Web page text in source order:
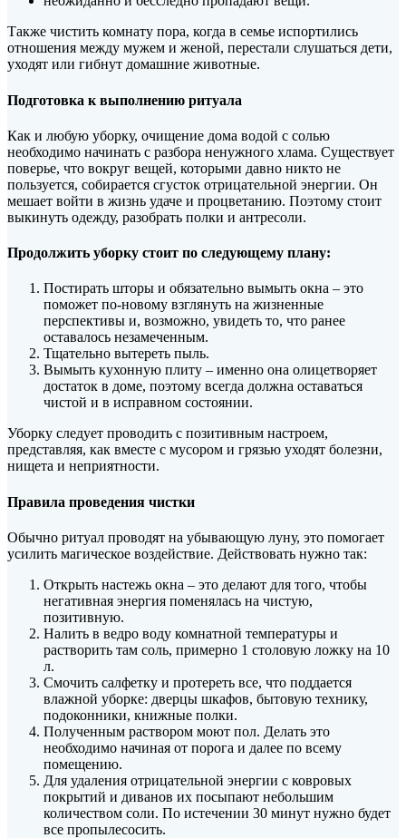
Также чистить комнату пора, когда в семье испортились
отношения между мужем и женой, перестали слушаться дети,
уходят или гибнут домашние животные.
Подготовка к выполнению ритуала
Как и любую уборку, очищение дома водой с солью
необходимо начинать с разбора ненужного хлама. Существует
поверье, что вокруг вещей, которыми давно никто не
пользуется, собирается сгусток отрицательной энергии. Он
мешает войти в жизнь удаче и процветанию. Поэтому стоит
выкинуть одежду, разобрать полки и антресоли.
Продолжить уборку стоит по следующему плану:
Постирать шторы и обязательно вымыть окна – это
поможет по-новому взглянуть на жизненные
перспективы и, возможно, увидеть то, что ранее
оставалось незамеченным.
Тщательно вытереть пыль.
Вымыть кухонную плиту – именно она олицетворяет
достаток в доме, поэтому всегда должна оставаться
чистой и в исправном состоянии.
Уборку следует проводить с позитивным настроем,
представляя, как вместе с мусором и грязью уходят болезни,
нищета и неприятности.
Правила проведения чистки
Обычно ритуал проводят на убывающую луну, это помогает
усилить магическое воздействие. Действовать нужно так:
Открыть настежь окна – это делают для того, чтобы
негативная энергия поменялась на чистую,
позитивную.
Налить в ведро воду комнатной температуры и
растворить там соль, примерно 1 столовую ложку на 10
л.
Смочить салфетку и протереть все, что поддается
влажной уборке: дверцы шкафов, бытовую технику,
подоконники, книжные полки.
Полученным раствором моют пол. Делать это
необходимо начиная от порога и далее по всему
помещению.
Для удаления отрицательной энергии с ковровых
покрытий и диванов их посыпают небольшим
количеством соли. По истечении 30 минут нужно будет
все пропылесосить.